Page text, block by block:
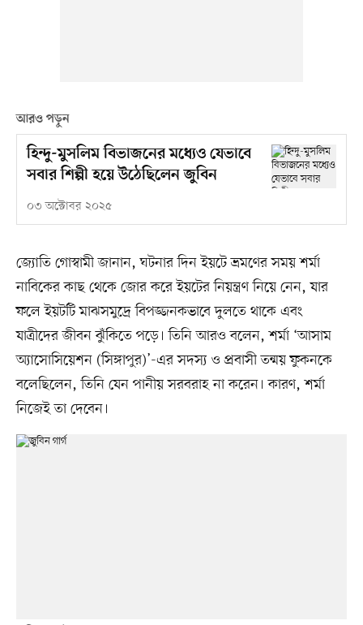
আরও পড়ুন
হিন্দু-মুসলিম বিভাজনের মধ্যেও যেভাবে
সবার শিল্পী হয়ে উঠেছিলেন জুবিন
০৩ অক্টোবর ২০২৫
জ্যোতি গোস্বামী জানান, ঘটনার দিন ইয়টে ভ্রমণের সময় শর্মা
নাবিকের কাছ থেকে জোর করে ইয়টের নিয়ন্ত্রণ নিয়ে নেন, যার
ফলে ইয়টটি মাঝসমুদ্রে বিপজ্জনকভাবে দুলতে থাকে এবং
যাত্রীদের জীবন ঝুঁকিতে পড়ে। তিনি আরও বলেন, শর্মা ‘আসাম
অ্যাসোসিয়েশন (সিঙ্গাপুর)’-এর সদস্য ও প্রবাসী তন্ময় ফুকনকে
বলেছিলেন, তিনি যেন পানীয় সরবরাহ না করেন। কারণ, শর্মা
নিজেই তা দেবেন।